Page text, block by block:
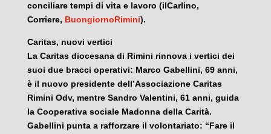
conciliare tempi di vita e lavoro (ilCarlino,
Corriere, BuongiornoRimini).
Caritas, nuovi vertici
La Caritas diocesana di Rimini rinnova i vertici dei
suoi due bracci operativi: Marco Gabellini, 69 anni,
è il nuovo presidente dell’Associazione Caritas
Rimini Odv, mentre Sandro Valentini, 61 anni, guida
la Cooperativa sociale Madonna della Carità.
Gabellini punta a rafforzare il volontariato: “Fare il